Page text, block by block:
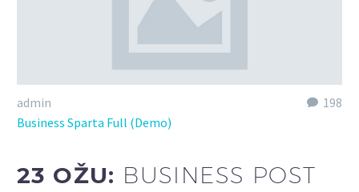
198
admin
Business Sparta Full (Demo)
23 OŽU: BUSINESS POST